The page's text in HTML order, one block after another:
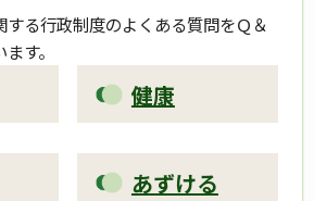
する行政制度のよくある質問をＱ＆
す。
健康
あずける